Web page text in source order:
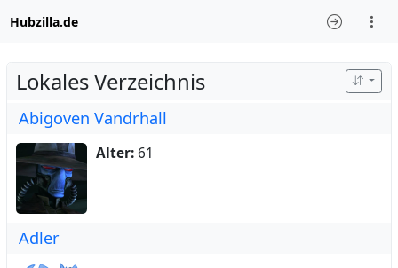
Hubzilla.de
Lokales Verzeichnis
Abigoven Vandrhall
Alter:61
Adler